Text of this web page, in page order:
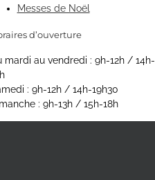
Messes de Noël
d’ouverture
mardi au vendredi : 9h-12h / 14h-
: 9h-12h / 14h-19h30
: 9h-13h / 15h-18h